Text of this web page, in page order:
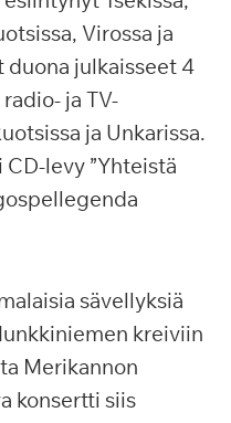
Virossa ja
duona julkaisseet 4
ja TV-
ja Unkarissa.
levy ”Yhteistä
sävellyksiä
kreiviin
Merikannon
konsertti siis